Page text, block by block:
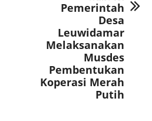
Pemerintah
Desa
Leuwidamar
Melaksanakan
Musdes
Pembentukan
Koperasi Merah
Putih